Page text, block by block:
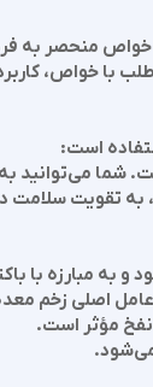
منحصر به
با خواص،
است:
می‌توانید
به تقویت
و به مبارزه با
اصلی زخم
مؤثر است.